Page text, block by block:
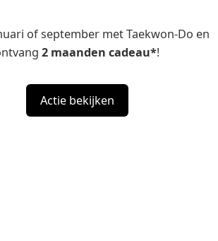
of september met Taekwon-Do en
2 maanden cadeau*!
Actie bekijken